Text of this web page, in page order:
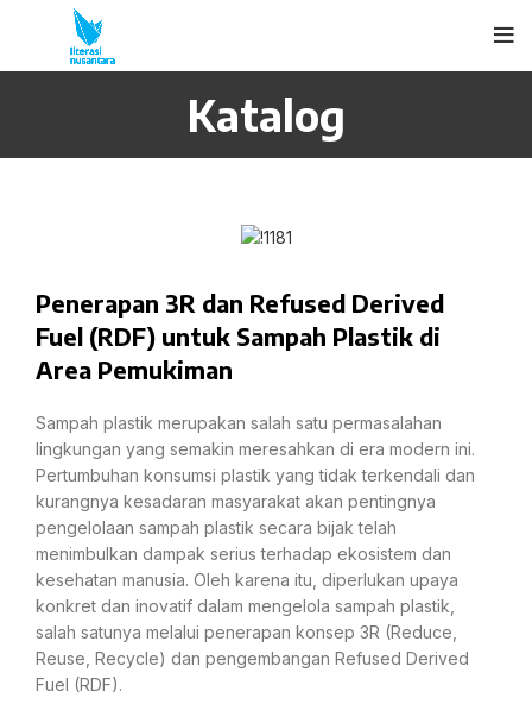
Katalog
Penerapan 3R dan Refused Derived
Fuel (RDF) untuk Sampah Plastik di
Area Pemukiman
Sampah plastik merupakan salah satu permasalahan
lingkungan yang semakin meresahkan di era modern ini.
Pertumbuhan konsumsi plastik yang tidak terkendali dan
kurangnya kesadaran masyarakat akan pentingnya
pengelolaan sampah plastik secara bijak telah
menimbulkan dampak serius terhadap ekosistem dan
kesehatan manusia. Oleh karena itu, diperlukan upaya
konkret dan inovatif dalam mengelola sampah plastik,
salah satunya melalui penerapan konsep 3R (Reduce,
Reuse, Recycle) dan pengembangan Refused Derived
Fuel (RDF).